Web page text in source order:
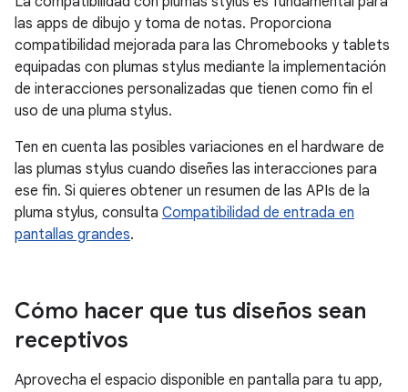
las apps de dibujo y toma de notas. Proporciona
compatibilidad mejorada para las Chromebooks y tablets
equipadas con plumas stylus mediante la implementación
de interacciones personalizadas que tienen como fin el
uso de una pluma stylus.
Ten en cuenta las posibles variaciones en el hardware de
las plumas stylus cuando diseñes las interacciones para
ese fin. Si quieres obtener un resumen de las APIs de la
pluma stylus, consulta Compatibilidad de entrada en
pantallas grandes.
Cómo hacer que tus diseños sean
receptivos
Aprovecha el espacio disponible en pantalla para tu app,